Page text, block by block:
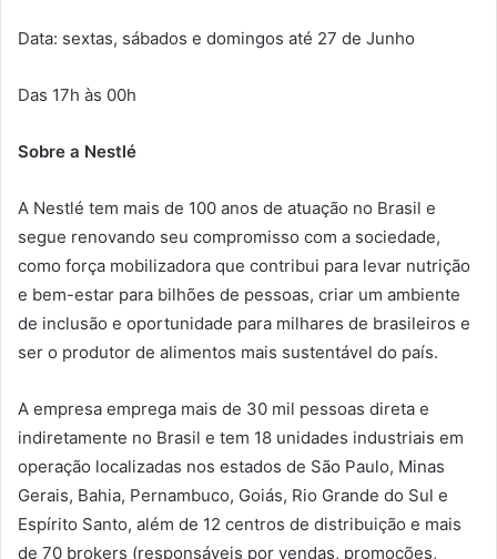
Data: sextas, sábados e domingos até 27 de Junho
Das 17h às 00h
Sobre a Nestlé
A Nestlé tem mais de 100 anos de atuação no Brasil e
segue renovando seu compromisso com a sociedade,
como força mobilizadora que contribui para levar nutrição
e bem-estar para bilhões de pessoas, criar um ambiente
de inclusão e oportunidade para milhares de brasileiros e
ser o produtor de alimentos mais sustentável do país.
A empresa emprega mais de 30 mil pessoas direta e
indiretamente no Brasil e tem 18 unidades industriais em
operação localizadas nos estados de São Paulo, Minas
Gerais, Bahia, Pernambuco, Goiás, Rio Grande do Sul e
Espírito Santo, além de 12 centros de distribuição e mais
de 70 brokers (responsáveis por vendas, promoções,